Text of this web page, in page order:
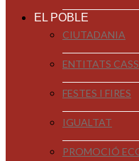
EL POBLE
CIUTADANIA
ENTITATS
FESTES I FIRES
IGUALTAT
PROMOCIÓ